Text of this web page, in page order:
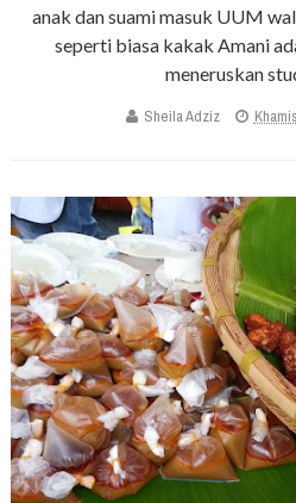
anak dan suami masuk UUM
seperti biasa kakak Amani
meneruskan
Sheila Adziz